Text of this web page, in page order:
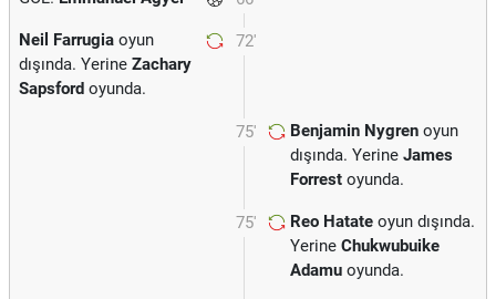
72'
Neil Farrugia oyun
dışında. Yerine Zachary
Sapsford oyunda.
75' Benjamin Nygren oyun
dışında. Yerine James
Forrest oyunda.
75' Reo Hatate oyun dışında.
Yerine Chukwubuike
Adamu oyunda.